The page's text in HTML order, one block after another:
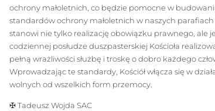
ochrony małoletnich, co będzie pomocne w
standardów ochrony małoletnich w naszych
stanowi nie tylko realizację obowiązku prawnego,
codziennej posłudze duszpasterskiej Kościoła
pełną wrażliwości służbę i troskę o dobro każdego
Wprowadzając te standardy, Kościół włącza się w
wolnych od wszelkich form przemocy.
✠ Tadeusz Wojda SAC